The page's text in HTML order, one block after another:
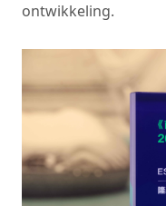
ontwikkeling.